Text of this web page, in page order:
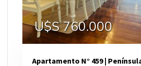
U$S 760.000
Apartamento N° 459 |